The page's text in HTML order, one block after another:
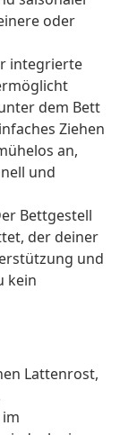
oder
integrierte
dem Bett
Ziehen
an,
und
Bettgestell
der deiner
und
kein
Lattenrost,